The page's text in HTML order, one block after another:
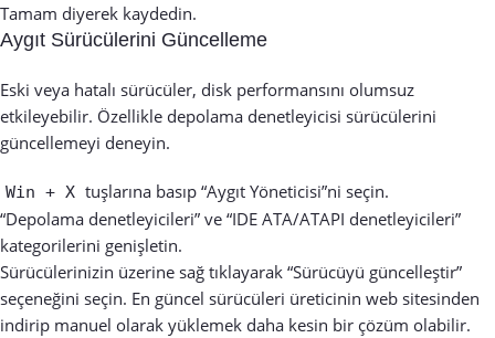
Tamam diyerek kaydedin.
Aygıt Sürücülerini Güncelleme
Eski veya hatalı sürücüler, disk performansını olumsuz
etkileyebilir. Özellikle depolama denetleyicisi sürücülerini
güncellemeyi deneyin.
Win + X tuşlarına basıp “Aygıt Yöneticisi”ni seçin.
“Depolama denetleyicileri” ve “IDE ATA/ATAPI denetleyicileri”
kategorilerini genişletin.
Sürücülerinizin üzerine sağ tıklayarak “Sürücüyü güncelleştir”
seçeneğini seçin. En güncel sürücüleri üreticinin web sitesinden
indirip manuel olarak yüklemek daha kesin bir çözüm olabilir.